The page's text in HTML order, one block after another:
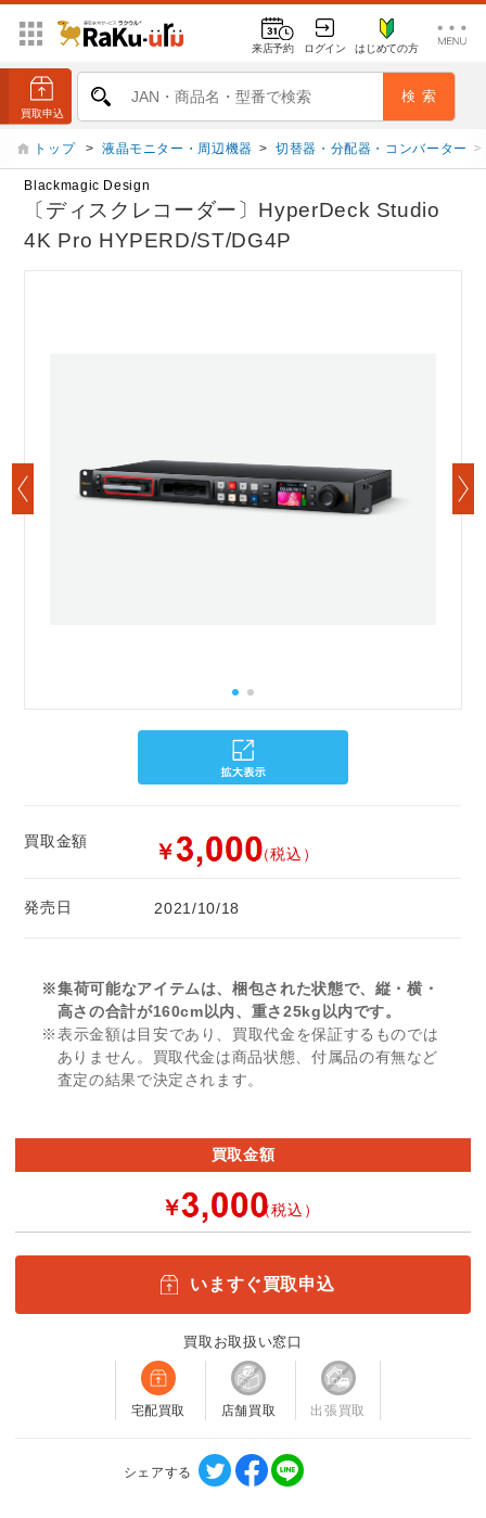
来店予約 ログイン はじめての方
トップ > 液晶モニター・周辺機器 > 切替器・分配器・コンバーター >
Blackmagic Design
〔ディスクレコーダー〕HyperDeck Studio
4K Pro HYPERD/ST/DG4P
買取金額 ￥ （税込）
発売日 2021/10/18
※集荷可能なアイテムは、梱包された状態で、縦・横・
高さの合計が160cm以内、重さ25kg以内です。
※表示金額は目安であり、買取代金を保証するものでは
ありません。買取代金は商品状態、付属品の有無など
査定の結果で決定されます。
買取金額
￥ （税込）
いますぐ買取申込
買取お取扱い窓口
宅配買取 店舗買取 出張買取
シェアする